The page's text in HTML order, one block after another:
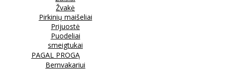
Žvakė
Pirkinių maišeliai
Prijuostė
Puodeliai
smeigtukai
PAGAL PROGĄ
Bernvakariui